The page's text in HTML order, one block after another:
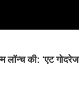
लॉन्च की: ‘एट गोदरेज